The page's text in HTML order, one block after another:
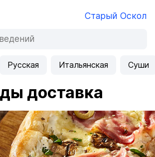
Старый Оскол
Русская Итальянская Суши
доставка